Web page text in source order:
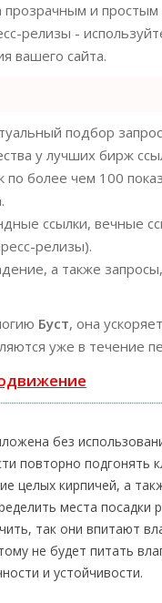
и простым
релизы -
вашего сайта.
подбор
у лучших бирж
по более чем 100
ссылки, вечные
релизы).
а также
Буст, она
уже в течение
без
повторно подгонять
целых кирпичей, а
места посадки
так они впитают
не будет питать
и устойчивости.